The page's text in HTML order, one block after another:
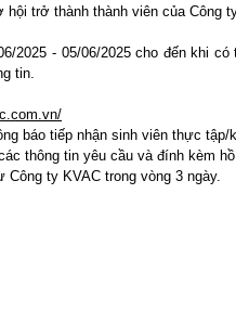
hội trở thành thành viên của Công
2025 - 05/06/2025 cho đến khi
tin.
báo tiếp nhận sinh viên thực tập/
thông tin yêu cầu và đính kèm
ty KVAC trong vòng 3 ngày.